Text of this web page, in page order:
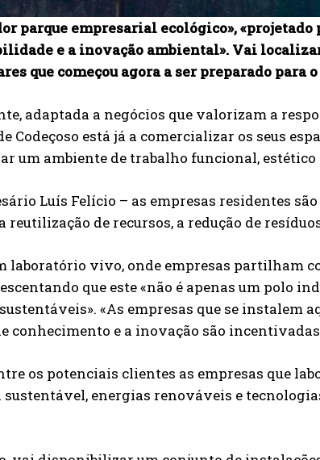
parque empresarial ecológico», «projetado
e a inovação ambiental». Vai
que começou agora a ser preparado para
adaptada a negócios que valorizam a
Codeçoso está já a comercializar os seus
um ambiente de trabalho funcional, estético
Luís Felício – as empresas residentes
de recursos, a redução de
laboratório vivo, onde empresas partilham
que este «não é apenas um polo
«As empresas que se instalem
conhecimento e a inovação são
os potenciais clientes as empresas que
energias renováveis e